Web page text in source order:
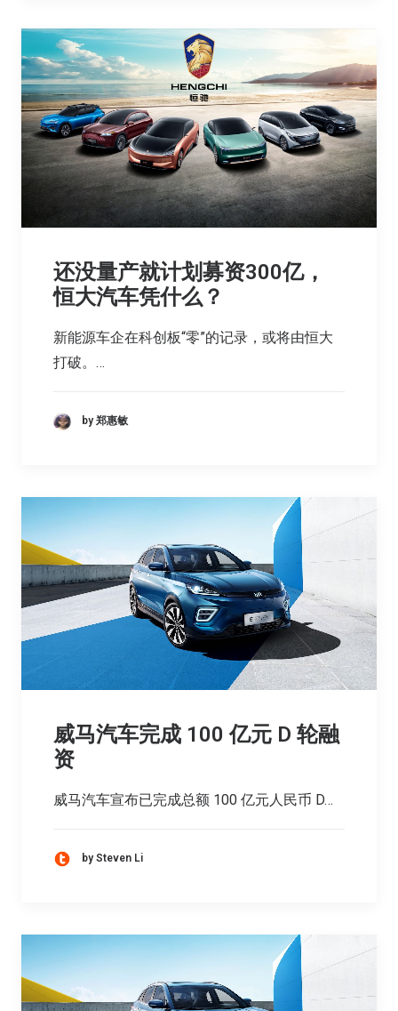
还没量产就计划募资300亿，
恒大汽车凭什么？
新能源车企在科创板“零”的记录，或将由恒大
打破。…
by 郑惠敏
威马汽车完成 100 亿元 D 轮融
资
威马汽车宣布已完成总额 100 亿元人民币 D…
by Steven Li